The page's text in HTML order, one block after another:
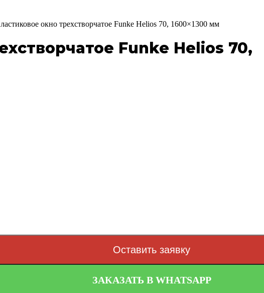
окно трехстворчатое Funke Helios 70, 1600×1300 мм
Funke Helios 70,
Оставить заявку
ЗАКАЗАТЬ В WHATSAPP